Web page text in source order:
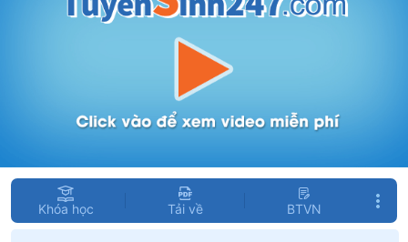
Khóa học Tải về BTVN